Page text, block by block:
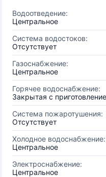
Водоотведение:
Центральное
Система водостоков:
Отсутствует
Газоснабжение:
Центральное
Горячее водоснабжение:
Закрытая с
Система пожаротушения:
Отсутствует
Холодное водоснабжение:
Центральное
Электроснабжение:
Центральное